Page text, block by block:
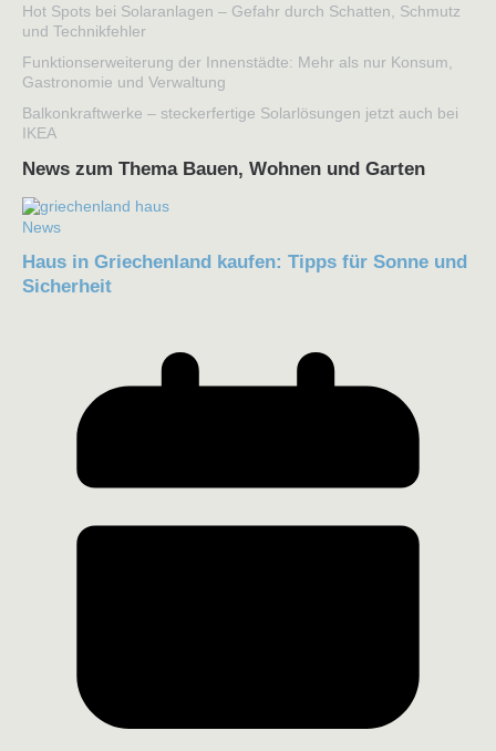
Hot Spots bei Solaranlagen – Gefahr durch Schatten, Schmutz
und Technikfehler
Funktionserweiterung der Innenstädte: Mehr als nur Konsum,
Gastronomie und Verwaltung
Balkonkraftwerke – steckerfertige Solarlösungen jetzt auch bei
IKEA
News zum Thema Bauen, Wohnen und Garten
News
Haus in Griechenland kaufen: Tipps für Sonne und
Sicherheit